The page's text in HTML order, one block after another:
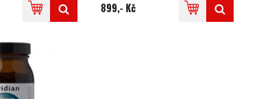
899,- Kč